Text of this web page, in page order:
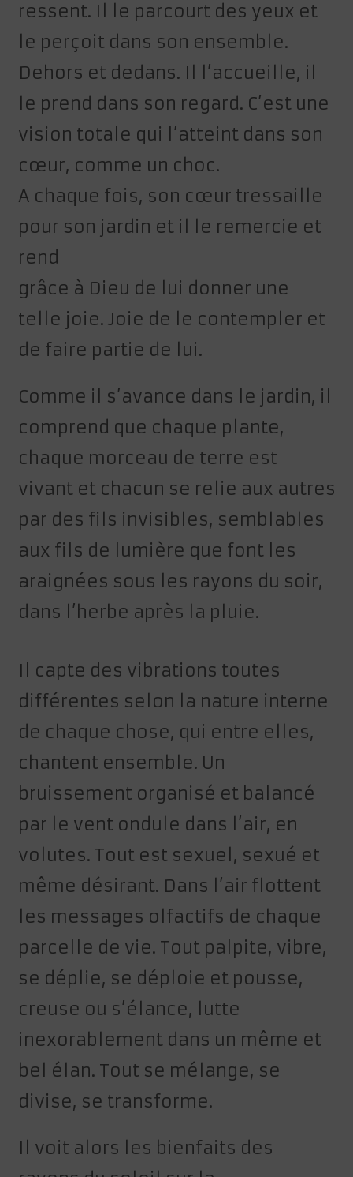
ressent. Il le parcourt des yeux et
le perçoit dans son ensemble.
Dehors et dedans. Il l’accueille, il
le prend dans son regard. C’est une
vision totale qui l’atteint dans son
cœur, comme un choc.
A chaque fois, son cœur tressaille
pour son jardin et il le remercie et
rend
grâce à Dieu de lui donner une
telle joie. Joie de le contempler et
de faire partie de lui.
Comme il s’avance dans le jardin, il
comprend que chaque plante,
chaque morceau de terre est
vivant et chacun se relie aux autres
par des fils invisibles, semblables
aux fils de lumière que font les
araignées sous les rayons du soir,
dans l’herbe après la pluie.
Il capte des vibrations toutes
différentes selon la nature interne
de chaque chose, qui entre elles,
chantent ensemble. Un
bruissement organisé et balancé
par le vent ondule dans l’air, en
volutes. Tout est sexuel, sexué et
même désirant. Dans l’air flottent
les messages olfactifs de chaque
parcelle de vie. Tout palpite, vibre,
se déplie, se déploie et pousse,
creuse ou s’élance, lutte
inexorablement dans un même et
bel élan. Tout se mélange, se
divise, se transforme.
Il voit alors les bienfaits des